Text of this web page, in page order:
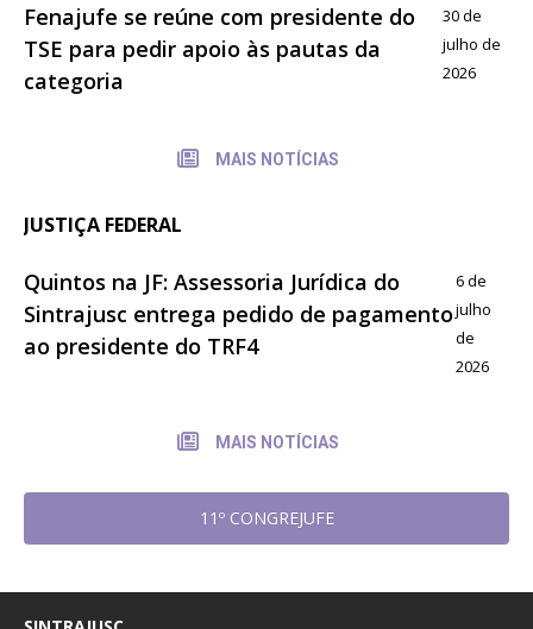
Fenajufe se reúne com presidente do
TSE para pedir apoio às pautas da
categoria
30 de
julho de
2026
MAIS NOTÍCIAS
JUSTIÇA FEDERAL
Quintos na JF: Assessoria Jurídica do
Sintrajusc entrega pedido de pagamento
ao presidente do TRF4
6 de
julho
de
2026
MAIS NOTÍCIAS
11º CONGREJUFE